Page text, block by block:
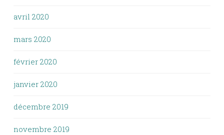
avril 2020
mars 2020
février 2020
janvier 2020
décembre 2019
novembre 2019